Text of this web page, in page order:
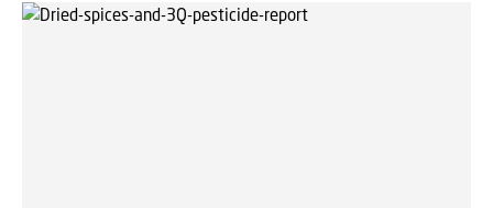
sundhed gennem bedre viden om gavnlige og skadelige